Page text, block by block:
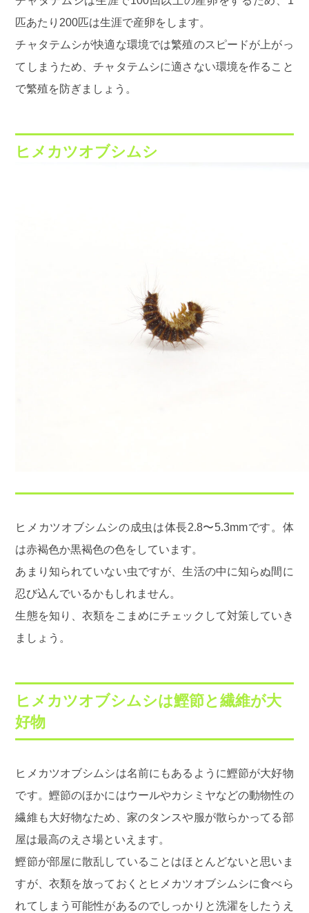
匹あたり200匹は生涯で産卵をします。
チャタテムシが快適な環境では繁殖のスピードが上がっ
てしまうため、チャタテムシに適さない環境を作ること
で繁殖を防ぎましょう。
ヒメカツオブシムシ
ヒメカツオブシムシの成虫は体長2.8〜5.3mmです。体
は赤褐色か黒褐色の色をしています。
あまり知られていない虫ですが、生活の中に知らぬ間に
忍び込んでいるかもしれません。
生態を知り、衣類をこまめにチェックして対策していき
ましょう。
ヒメカツオブシムシは鰹節と繊維が大
好物
ヒメカツオブシムシは名前にもあるように鰹節が大好物
です。鰹節のほかにはウールやカシミヤなどの動物性の
繊維も大好物なため、家のタンスや服が散らかってる部
屋は最高のえさ場といえます。
鰹節が部屋に散乱していることはほとんどないと思いま
すが、衣類を放っておくとヒメカツオブシムシに食べら
れてしまう可能性があるのでしっかりと洗濯をしたうえ